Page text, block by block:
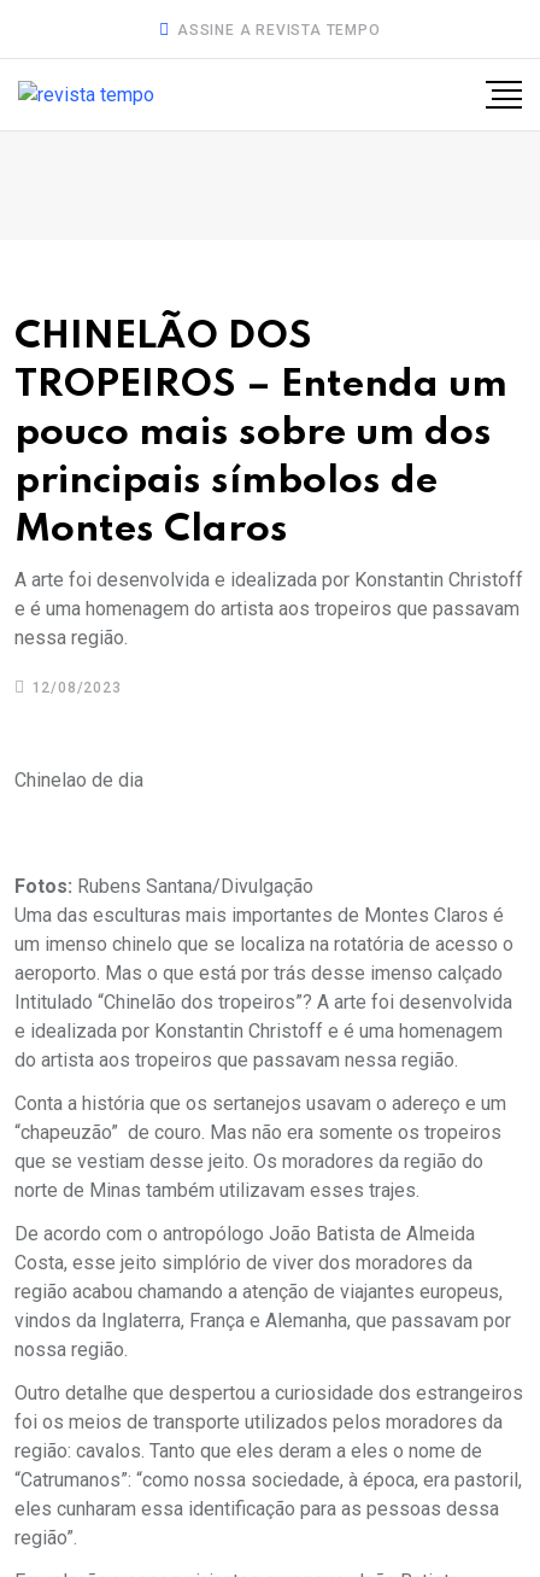
ASSINE A REVISTA TEMPO
CHINELÃO DOS
TROPEIROS – Entenda um
pouco mais sobre um dos
principais símbolos de
Montes Claros
A arte foi desenvolvida e idealizada por Konstantin Christoff
e é uma homenagem do artista aos tropeiros que passavam
nessa região.
12/08/2023
Chinelao de dia
Fotos: Rubens Santana/Divulgação
Uma das esculturas mais importantes de Montes Claros é
um imenso chinelo que se localiza na rotatória de acesso o
aeroporto. Mas o que está por trás desse imenso calçado
Intitulado “Chinelão dos tropeiros”? A arte foi desenvolvida
e idealizada por Konstantin Christoff e é uma homenagem
do artista aos tropeiros que passavam nessa região.
Conta a história que os sertanejos usavam o adereço e um
“chapeuzão” de couro. Mas não era somente os tropeiros
que se vestiam desse jeito. Os moradores da região do
norte de Minas também utilizavam esses trajes.
De acordo com o antropólogo João Batista de Almeida
Costa, esse jeito simplório de viver dos moradores da
região acabou chamando a atenção de viajantes europeus,
vindos da Inglaterra, França e Alemanha, que passavam por
nossa região.
Outro detalhe que despertou a curiosidade dos estrangeiros
foi os meios de transporte utilizados pelos moradores da
região: cavalos. Tanto que eles deram a eles o nome de
“Catrumanos”: “como nossa sociedade, à época, era pastoril,
eles cunharam essa identificação para as pessoas dessa
região”.